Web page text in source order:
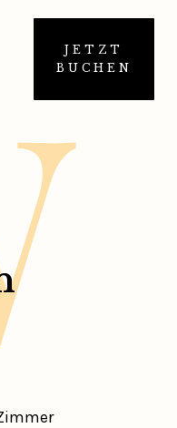
JETZT
BUCHEN